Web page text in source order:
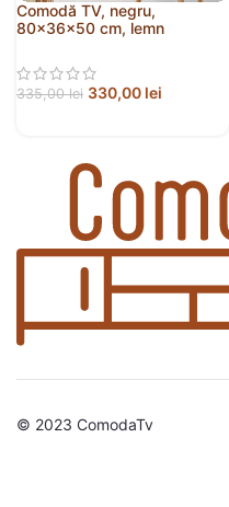
Comodă TV, negru,
80x36x50 cm, lemn
335,00lei 330,00 lei
© 2023 ComodaTv